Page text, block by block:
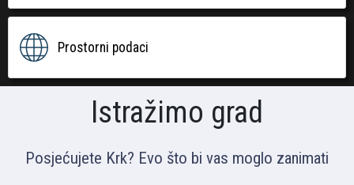
Prostorni podaci
Istražimo grad
Posjećujete Krk? Evo što bi vas moglo zanimati